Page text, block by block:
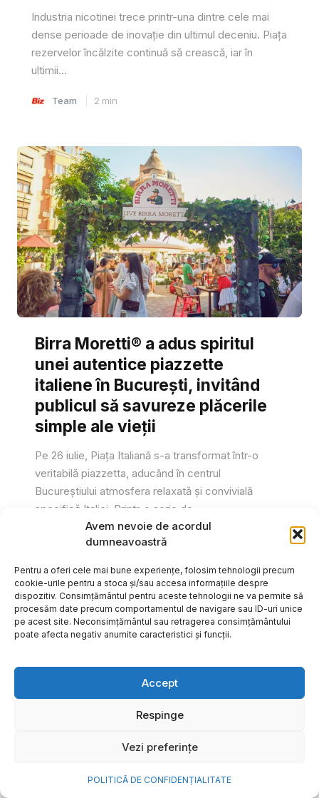
Avem nevoie de acordul
dumneavoastră
Pentru a oferi cele mai bune experiențe, folosim tehnologii precum
cookie-urile pentru a stoca și/sau accesa informațiile despre
dispozitiv. Consimțământul pentru aceste tehnologii ne va permite să
procesăm date precum comportamentul de navigare sau ID-uri unice
pe acest site. Neconsimțământul sau retragerea consimțământului
poate afecta negativ anumite caracteristici și funcții.
Accept
Respinge
Vezi preferințe
POLITICĂ DE CONFIDENȚIALITATE
Industria nicotinei trece printr-una dintre cele mai
dense perioade de inovație din ultimul deceniu. Piața
rezervelor încălzite continuă să crească, iar în
ultimii...
Team 2 min
Birra Moretti® a adus spiritul
unei autentice piazzette
italiene în București, invitând
publicul să savureze plăcerile
simple ale vieții
Pe 26 iulie, Piața Italiană s-a transformat într-o
veritabilă piazzetta, aducând în centrul
Bucureștiului atmosfera relaxată și convivială
specifică Italiei. Printr-o serie de...
Gabriel Barliga
frumoase amintiri ale verii într-